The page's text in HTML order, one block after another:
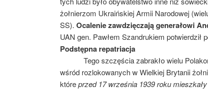
żołnierzom Ukraińskiej Armii Narodowej
SS). Ocalenie zawdzięczają generałowi
UAN gen. Pawłem Szandrukiem potwierdził
Podstępna repatriacja
Tego szczęścia zabrakło wielu
wśród rozlokowanych w Wielkiej Brytanii
któreprzed 17 września 1939 roku